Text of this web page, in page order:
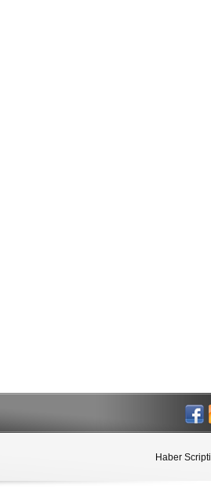
Haber Scripti